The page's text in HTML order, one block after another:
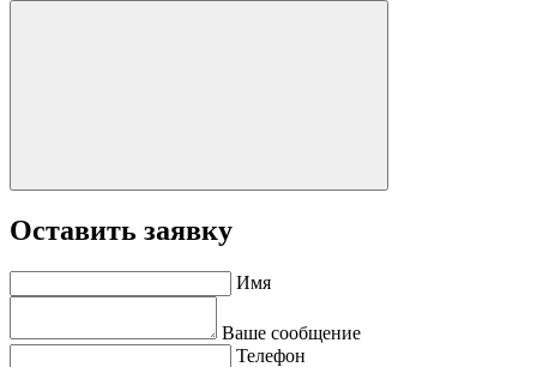
Оставить заявку
Имя
Ваше сообщение
Телефон